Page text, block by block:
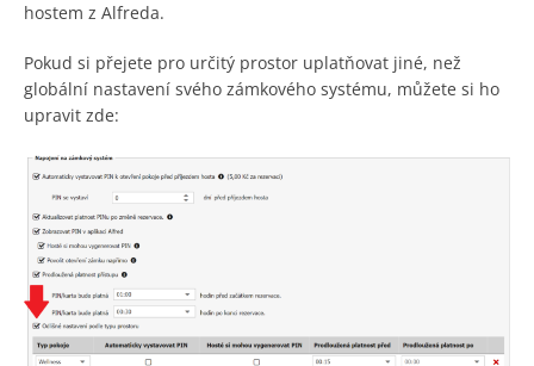
hostem z Alfreda.
Pokud si přejete pro určitý prostor uplatňovat jiné, než
globální nastavení svého zámkového systému, můžete si ho
upravit zde: